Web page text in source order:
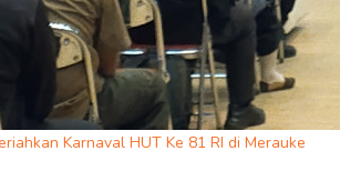
Karnaval HUT Ke 81 RI di Merauke